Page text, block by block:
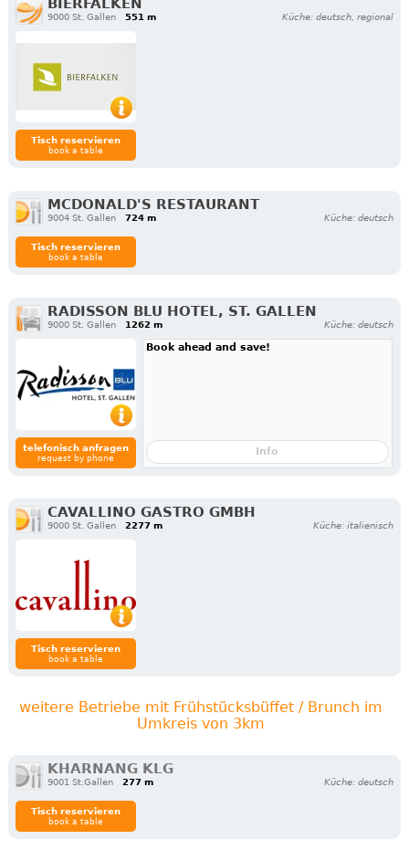
BIERFALKEN
9000 St. Gallen 551 m Küche: deutsch, regional
Tisch reservieren
book a table
MCDONALD'S RESTAURANT
9004 St. Gallen 724 m Küche: deutsch
Tisch reservieren
book a table
RADISSON BLU HOTEL, ST. GALLEN
9000 St. Gallen 1262 m Küche: deutsch
telefonisch anfragen
request by phone
Book ahead and save!
Info
CAVALLINO GASTRO GMBH
9000 St. Gallen 2277 m Küche: italienisch
Tisch reservieren
book a table
weitere Betriebe mit Frühstücksbüffet / Brunch im
Umkreis von 3km
KHARNANG KLG
9001 St.Gallen 277 m Küche: deutsch
Tisch reservieren
book a table